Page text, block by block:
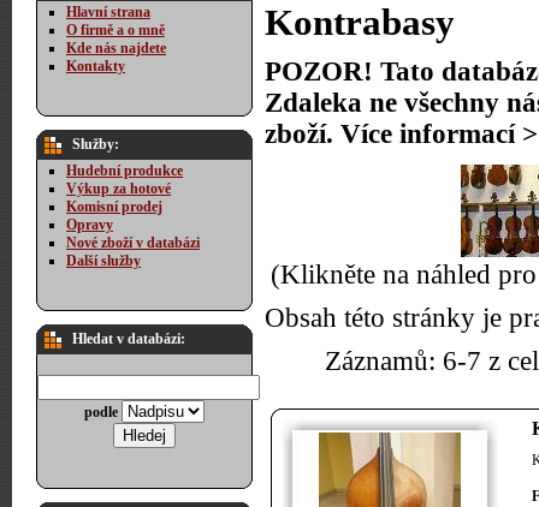
Hlavní strana
O firmě a o mně
Kde nás najdete
Kontakty
Služby:
Hudební produkce
Výkup za hotové
Komisní prodej
Opravy
Nové zboží v databázi
Další služby
Hledat v databázi:
podle
Kontrabasy
POZOR! Tato
Zdaleka ne všechny
zboží. Více informací
(Klikněte na náhled
Obsah této stránky je
Záznamů: 6-7 z